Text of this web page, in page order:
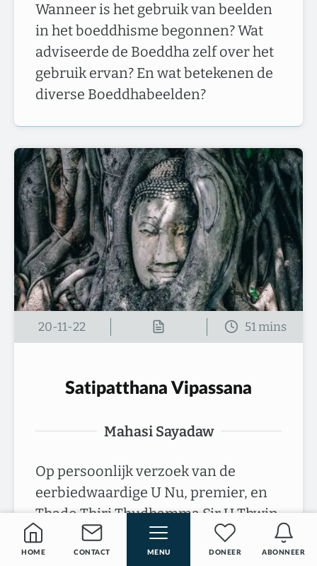
ABONNEER
DONEER
MENU
CONTACT
HOME
Wanneer is het gebruik van beelden
in het boeddhisme begonnen? Wat
adviseerde de Boeddha zelf over het
gebruik ervan? En wat betekenen de
diverse Boeddhabeelden?
20-11-22
Satipatthana Vipassana
Mahasi Sayadaw
Op persoonlijk verzoek van de
eerbiedwaardige U Nu, premier, en
Thado Thiri Thudhamma Sir U Thwin,
president van de Buddha
Sasananuggaha Association…